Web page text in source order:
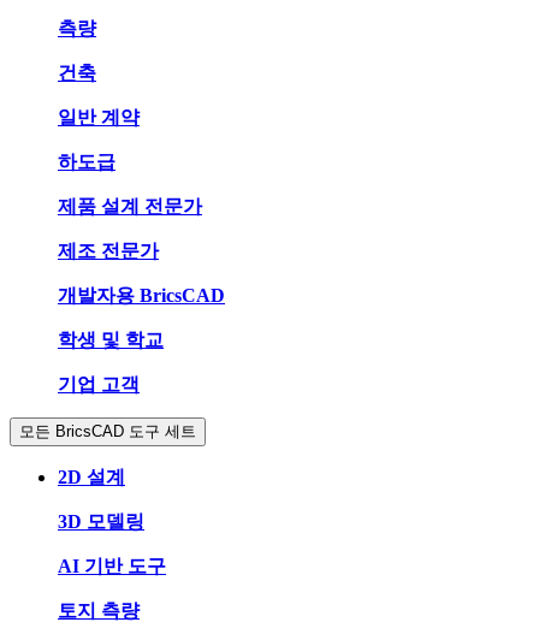
측량
건축
일반 계약
하도급
제품 설계 전문가
제조 전문가
개발자용 BricsCAD
학생 및 학교
기업 고객
모든 BricsCAD 도구 세트
2D 설계
3D 모델링
AI 기반 도구
토지 측량